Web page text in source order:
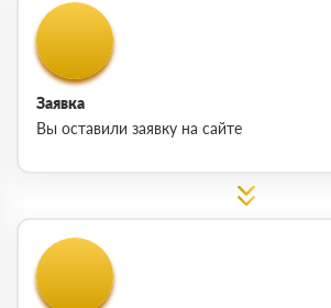
Заявка
Вы оставили заявку на сайте